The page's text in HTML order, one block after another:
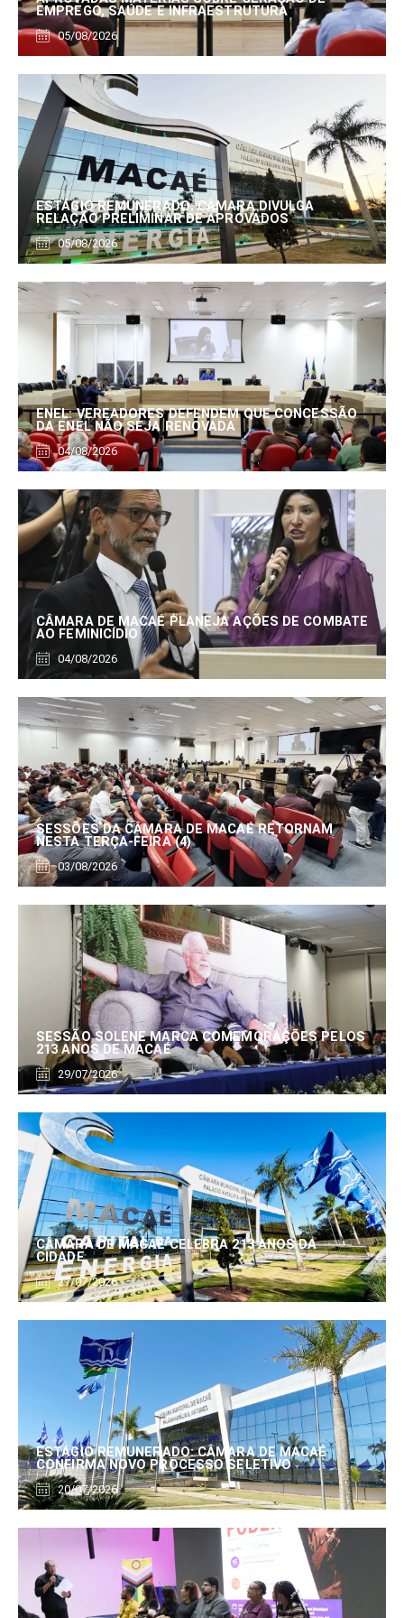
EMPREGO, SAÚDE E INFRAESTRUTURA
05/08/2026
ESTÁGIO REMUNERADO: CÂMARA DIVULGA
RELAÇÃO PRELIMINAR DE APROVADOS
05/08/2026
ENEL: VEREADORES DEFENDEM QUE CONCESSÃO
DA ENEL NÃO SEJA RENOVADA
04/08/2026
CÂMARA DE MACAÉ PLANEJA AÇÕES DE COMBATE
AO FEMINICÍDIO
04/08/2026
SESSÕES DA CÂMARA DE MACAÉ RETORNAM
NESTA TERÇA-FEIRA (4)
03/08/2026
SESSÃO SOLENE MARCA COMEMORAÇÕES PELOS
213 ANOS DE MACAÉ
29/07/2026
CÂMARA DE MACAÉ CELEBRA 213 ANOS DA
CIDADE
27/07/2026
ESTÁGIO REMUNERADO: CÂMARA DE MACAÉ
CONFIRMA NOVO PROCESSO SELETIVO
20/07/2026